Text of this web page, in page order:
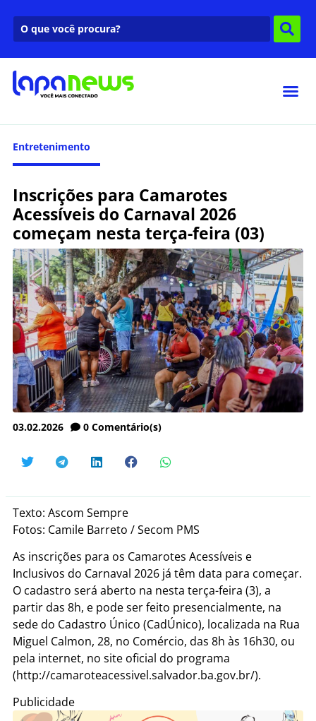
Entretenimento
Inscrições para Camarotes
Acessíveis do Carnaval 2026
começam nesta terça-feira (03)
03.02.2026 0 Comentário(s)
Texto: Ascom Sempre
Fotos: Camile Barreto / Secom PMS
As inscrições para os Camarotes Acessíveis e
Inclusivos do Carnaval 2026 já têm data para começar.
O cadastro será aberto na nesta terça-feira (3), a
partir das 8h, e pode ser feito presencialmente, na
sede do Cadastro Único (CadÚnico), localizada na Rua
Miguel Calmon, 28, no Comércio, das 8h às 16h30, ou
pela internet, no site oficial do programa
(http://camaroteacessivel.salvador.ba.gov.br/).
Publicidade